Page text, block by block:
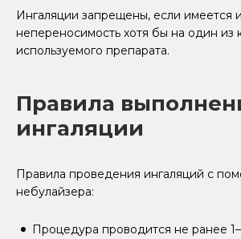
Ингаляции запрещены, если имеется
непереносимость хотя бы на один из
используемого препарата.
Правила
ингаляции
Правила проведения ингаляций с
небулайзера:
Процедура проводится не ранее